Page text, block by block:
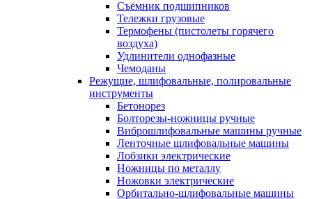
Съёмник подшипников
Тележки грузовые
Термофены (пистолеты горячего
воздуха)
Удлинители однофазные
Чемоданы
Режущие, шлифовальные, полировальные
инструменты
Бетонорез
Болторезы-ножницы ручные
Виброшлифовальные машины ручные
Ленточные шлифовальные машины
Лобзики электрические
Ножницы по металлу
Ножовки электрические
Орбитально-шлифовальные машины